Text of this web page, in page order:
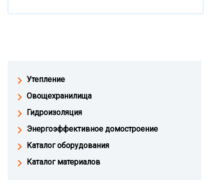
Утепление
Овощехранилища
Гидроизоляция
Энергоэффективное домостроение
Каталог оборудования
Каталог материалов